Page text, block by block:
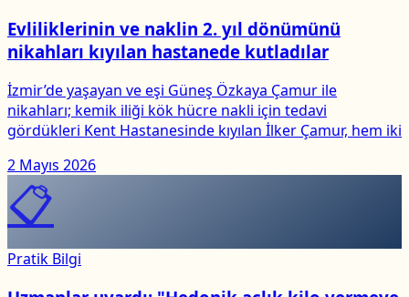
Evliliklerinin ve naklin 2. yıl dönümünü
nikahları kıyılan hastanede kutladılar
İzmir’de yaşayan ve eşi Güneş Özkaya Çamur ile
nikahları; kemik iliği kök hücre nakli için tedavi
gördükleri Kent Hastanesinde kıyılan İlker Çamur, hem iki
2 Mayıs 2026
📋
Pratik Bilgi